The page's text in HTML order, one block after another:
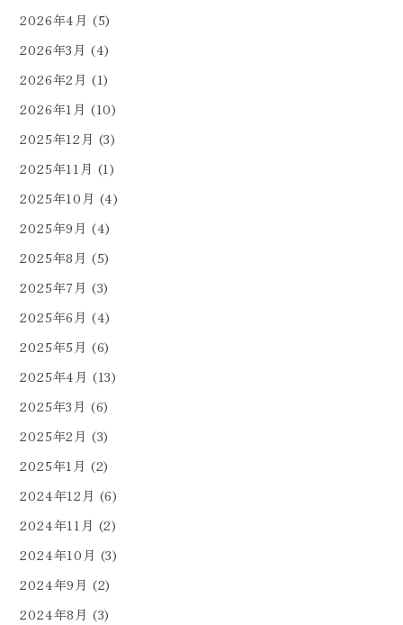
2026年4月 (5)
2026年3月 (4)
2026年2月 (1)
2026年1月 (10)
2025年12月 (3)
2025年11月 (1)
2025年10月 (4)
2025年9月 (4)
2025年8月 (5)
2025年7月 (3)
2025年6月 (4)
2025年5月 (6)
2025年4月 (13)
2025年3月 (6)
2025年2月 (3)
2025年1月 (2)
2024年12月 (6)
2024年11月 (2)
2024年10月 (3)
2024年9月 (2)
2024年8月 (3)